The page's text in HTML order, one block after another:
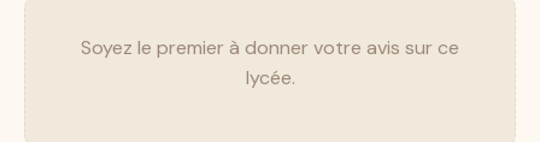
Soyez le premier à donner votre avis sur ce
lycée.